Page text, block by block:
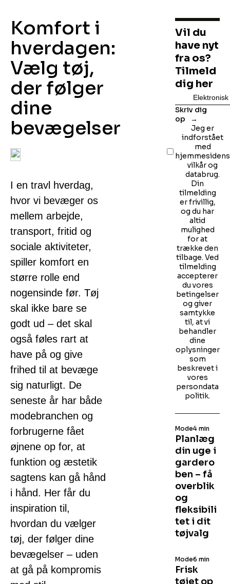
Komfort i
hverdagen:
Vælg tøj,
der følger
dine
bevægelser
I en travl hverdag,
hvor vi bevæger os
mellem arbejde,
transport, fritid og
sociale aktiviteter,
spiller komfort en
større rolle end
nogensinde før. Tøj
skal ikke bare se
godt ud – det skal
også føles rart at
have på og give
frihed til at bevæge
sig naturligt. De
seneste år har både
modebranchen og
forbrugerne fået
øjnene op for, at
funktion og æstetik
sagtens kan gå hånd
i hånd. Her får du
inspiration til,
hvordan du vælger
tøj, der følger dine
bevægelser – uden
at gå på kompromis
Vil du
have nyt
fra os?
Tilmeld
dig her
Skriv dig
op
Jeg er
indforstået
med
hjemmesidens
vilkår og
databrug.
Din
tilmelding
er frivillig,
og du har
altid
mulighed
for at
trække den
tilbage. Ved
tilmelding
accepterer
du vores
betingelser
og giver
samtykke
til, at vi
behandler
dine
oplysninger
som
beskrevet i
vores
persondata
politik.
Planlæg
din uge i
gardero
ben – få
overblik
og
fleksibili
tet i dit
tøjvalg
Mode4 min
Frisk
tøjet op
Mode6 min